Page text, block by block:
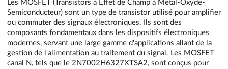
Les MOSFET (Transistors à Effet de Champ à Métal-Oxyde-
Semiconducteur) sont un type de transistor utilisé pour amplifier
ou commuter des signaux électroniques. Ils sont des
composants fondamentaux dans les dispositifs électroniques
modernes, servant une large gamme d'applications allant de la
gestion de l'alimentation au traitement du signal. Les MOSFET
canal N, tels que le 2N7002H6327XTSA2, sont conçus pour